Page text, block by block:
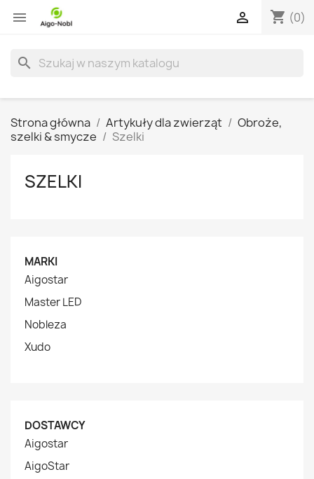
 shopping_cart (0)

search
Strona główna Artykuły dla zwierząt
Obroże,
szelki & smycze
Szelki
SZELKI
MARKI
Aigostar
Master LED
Nobleza
Xudo
DOSTAWCY
Aigostar
AigoStar